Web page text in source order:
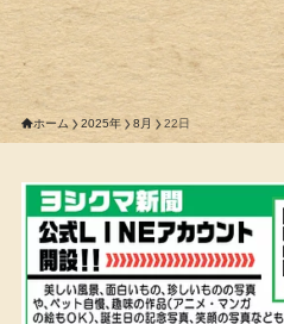
ホーム 2025年 8月 22日